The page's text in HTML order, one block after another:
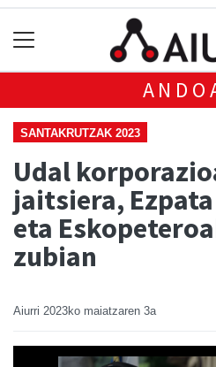
SANTAKRUTZAK 2023
Udal
jaitsiera,
eta
zubian
Aiurri 2023ko maiatzaren 3a